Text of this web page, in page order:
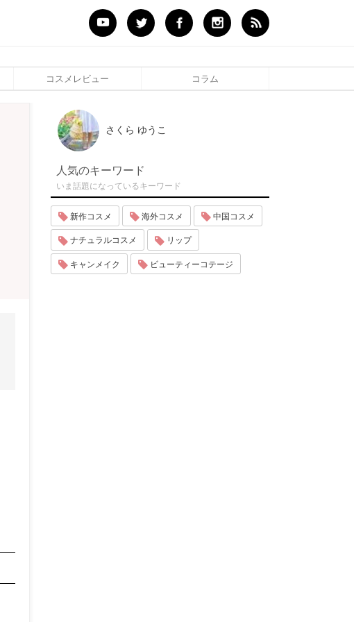
コスメレビュー コラム
さくら ゆうこ
人気のキーワード
いま話題になっているキーワード
新作コスメ 海外コスメ 中国コスメ
ナチュラルコスメ リップ
キャンメイク ビューティーコテージ